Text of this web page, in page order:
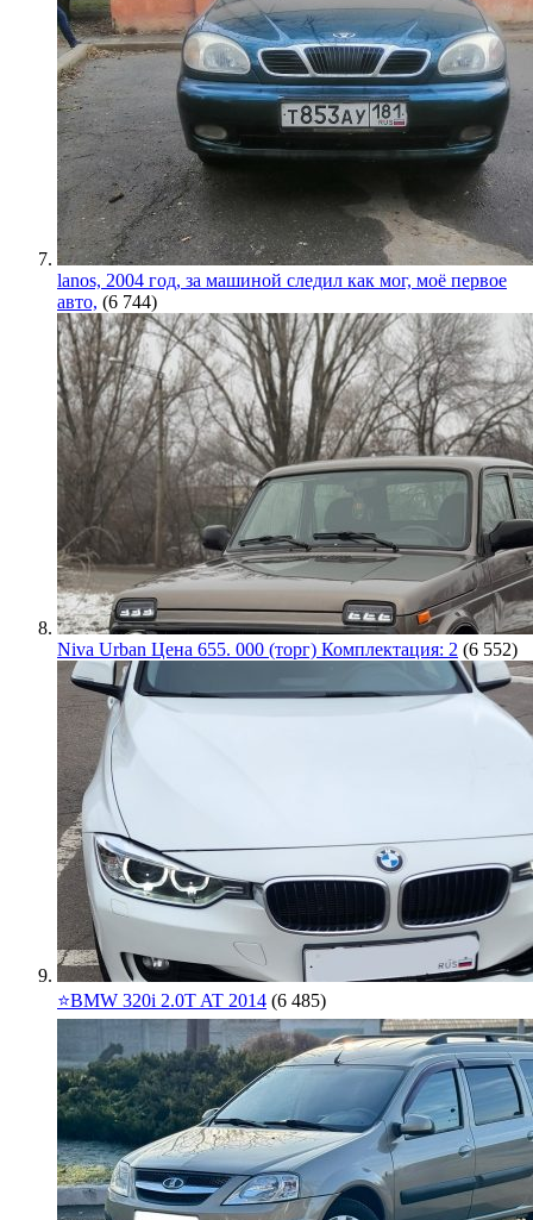
lanos, 2004 год, за машиной следил как мог, моё первое
авто, (6 744)
Niva Urban Цена 655. 000 (торг) Комплектация: 2 (6 552)
⭐️BMW 320i 2.0T AT 2014 (6 485)